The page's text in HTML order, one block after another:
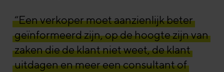
“Een verkoper moet aanzienlijk beter
geïnformeerd zijn, op de hoogte zijn van
zaken die de klant niet weet, de klant
uitdagen en meer een consultant of